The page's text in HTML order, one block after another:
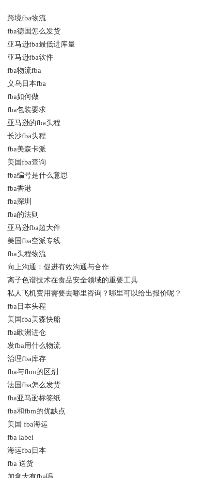
跨境fba物流
fba德国怎么发货
亚马逊fba最低进库量
亚马逊fba软件
fba物流fba
义乌日本fba
fba如何做
fba包装要求
亚马逊的fba头程
长沙fba头程
fba美森卡派
美国fba查询
fba编号是什么意思
fba香港
fba深圳
fba的法则
亚马逊fba超大件
美国fba空派专线
fba头程物流
向上沟通：促进有效沟通与合作
离子色谱技术在食品安全领域的重要工具
私人飞机费用需要去哪里咨询？哪里可以给出报价呢？
fba日本头程
美国fba美森快船
fba欧洲进仓
发fba用什么物流
治理fba库存
fba与fbm的区别
法国fba怎么发货
fba亚马逊标签纸
fba和fbm的优缺点
美国 fba海运
fba label
海运fba日本
fba 送货